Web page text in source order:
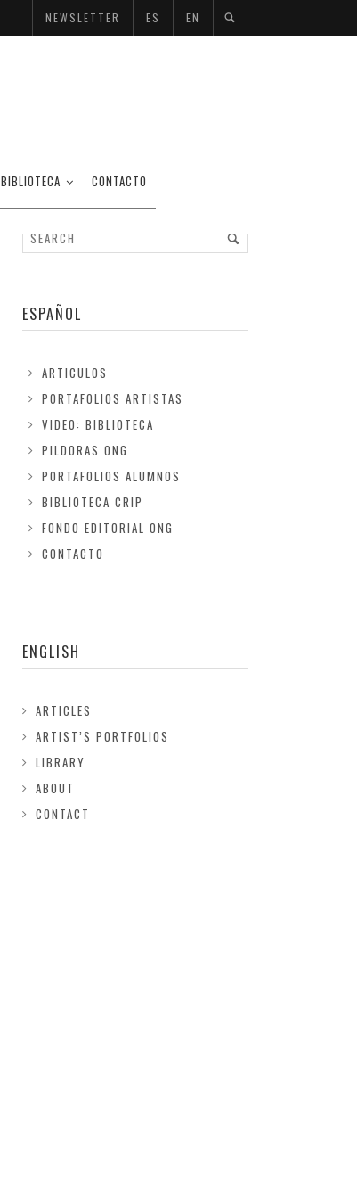
NEWSLETTER ES EN
BIBLIOTECA CONTACTO
ESPAÑOL
ARTICULOS
PORTAFOLIOS ARTISTAS
VIDEO: BIBLIOTECA
PILDORAS ONG
PORTAFOLIOS ALUMNOS
BIBLIOTECA CRIP
FONDO EDITORIAL ONG
CONTACTO
ENGLISH
ARTICLES
ARTIST’S PORTFOLIOS
LIBRARY
ABOUT
CONTACT